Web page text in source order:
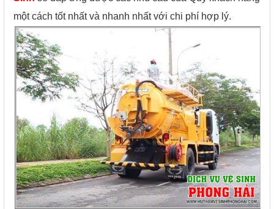
một cách tốt nhất và nhanh nhất với chi phí hợp lý.